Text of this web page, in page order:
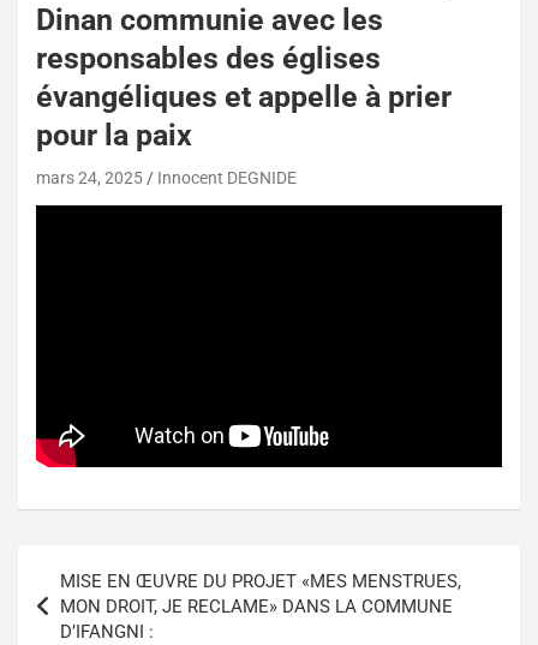
Dinan communie avec les
responsables des églises
évangéliques et appelle à prier
pour la paix
mars 24, 2025 Innocent DEGNIDE
MISE EN ŒUVRE DU PROJET «MES MENSTRUES,
MON DROIT, JE RECLAME» DANS LA COMMUNE
D’IFANGNI :